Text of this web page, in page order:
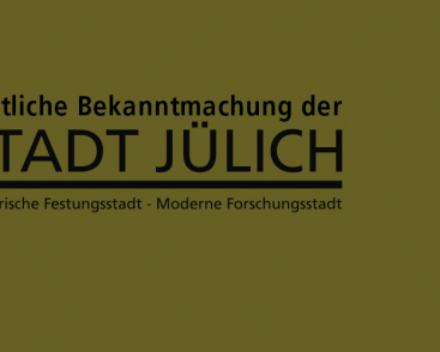
Cookies und andere Technologien auf unserer
während andere uns helfen, diese Website und Ihre
personalisierte Anzeigen und Inhalte oder Anzeigen- und
Informationen über die Verwendung Ihrer Daten finden Sie
Sie eine Übersicht über alle verwendeten Cookies. Sie
zu ganzen Kategorien geben oder sich weitere
und so nur bestimmte Cookies auswählen.